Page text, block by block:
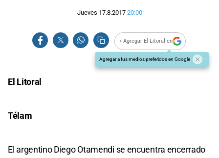
Jueves 17.8.2017 20:00
+ Agregar El Litoral en
Agregar a tus medios preferidos en Google
El Litoral
Télam
El argentino Diego Otamendi se encuentra encerrado